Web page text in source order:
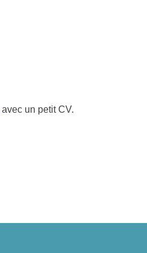
avec un petit CV.